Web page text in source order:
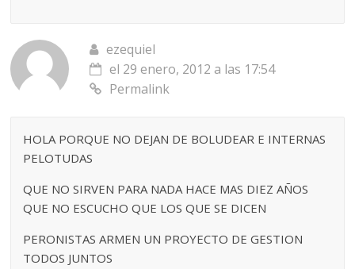
ezequiel
el 29 enero, 2012 a las 17:54
Permalink
HOLA PORQUE NO DEJAN DE BOLUDEAR E INTERNAS
PELOTUDAS
QUE NO SIRVEN PARA NADA HACE MAS DIEZ AÑOS
QUE NO ESCUCHO QUE LOS QUE SE DICEN
PERONISTAS ARMEN UN PROYECTO DE GESTION
TODOS JUNTOS